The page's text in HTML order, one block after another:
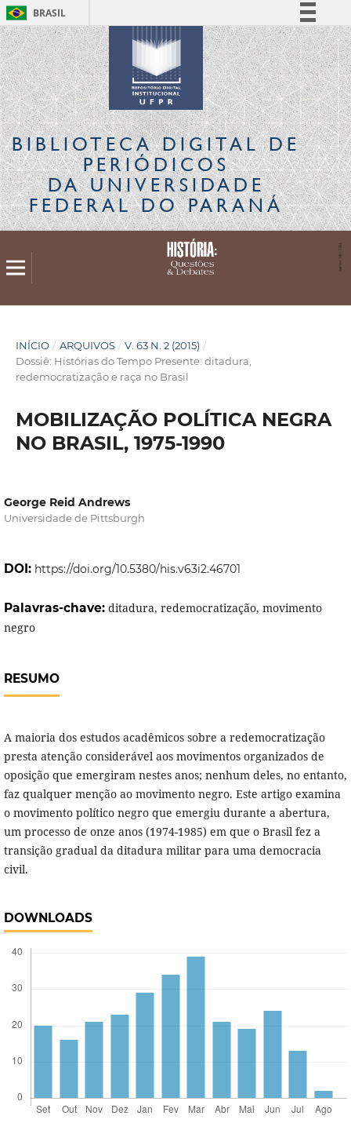
BRASIL
Simplifique!
Comunica BR
Participe
Acesso à informação
Legislação
Canais
BIBLIOTECA DIGITALDE
PERIÓDICOS
DA UNIVERSIDADE
FEDERAL DO PARANÁ
INÍCIO / ARQUIVOS / V. 63 N. 2 (2015) /
Dossiê: Histórias do Tempo Presente: ditadura,
redemocratização e raça no Brasil
MOBILIZAÇÃO POLÍTICA NEGRA
NO BRASIL, 1975-1990
George Reid Andrews
Universidade de Pittsburgh
DOI: https://doi.org/10.5380/his.v63i2.46701
Palavras-chave: ditadura, redemocratização, movimento
negro
RESUMO
A maioria dos estudos acadêmicos sobre a redemocratização
presta atenção considerável aos movimentos organizados de
oposição que emergiram nestes anos; nenhum deles, no entanto,
faz qualquer menção ao movimento negro. Este artigo examina
o movimento político negro que emergiu durante a abertura,
um processo de onze anos (1974-1985) em que o Brasil fez a
transição gradual da ditadura militar para uma democracia
civil.
DOWNLOADS